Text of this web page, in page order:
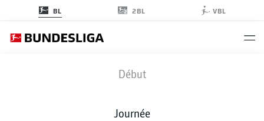
BL 2BL VBL
Début
Journée
RBL - KOE